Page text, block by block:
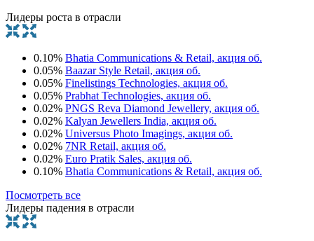
Лидеры роста в отрасли
0.10% Bhatia Communications & Retail, акция об.
0.05% Baazar Style Retail, акция об.
0.05% Finelistings Technologies, акция об.
0.05% Prabhat Technologies, акция об.
0.02% PNGS Reva Diamond Jewellery, акция об.
0.02% Kalyan Jewellers India, акция об.
0.02% Universus Photo Imagings, акция об.
0.02% 7NR Retail, акция об.
0.02% Euro Pratik Sales, акция об.
0.10% Bhatia Communications & Retail, акция об.
Посмотреть все
Лидеры падения в отрасли